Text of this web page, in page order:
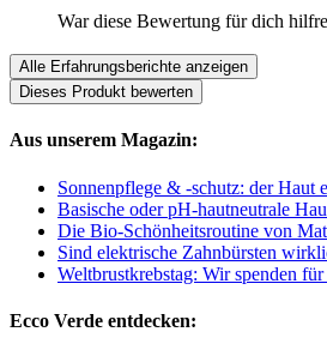
War diese Bewertung für dich
Alle Erfahrungsberichte anzeigen
Dieses Produkt bewerten
Aus unserem Magazin:
Sonnenpflege & -schutz: der Haut
Basische oder pH-hautneutrale
Die Bio-Schönheitsroutine von
Sind elektrische Zahnbürsten
Weltbrustkrebstag: Wir spenden
Ecco Verde entdecken: